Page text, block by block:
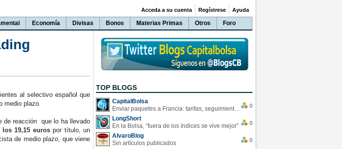
Economía Divisas Bonos Materias Primas Otros Foro
Acceda a su cuenta Regístrese Ayuda
al selectivo español que
medio plazo.
de reacción que lo ha llevado
19,15 eurospor título, un
de medio plazo, que viene
TOP BLOGS
CapitalBolsa
Enviar paquetes a Francia: tarifas, seguimiento y ventajas destacadas
0
LongShort
En la Bolsa, “fuera de los índices se vive mejor”
0
AlvaroBlog
Sin artículos publicados
0